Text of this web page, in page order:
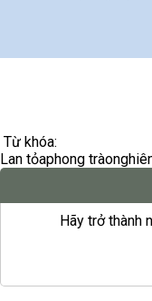
Từ khóa:
Lan tỏaphong trào
Hãy trở thành